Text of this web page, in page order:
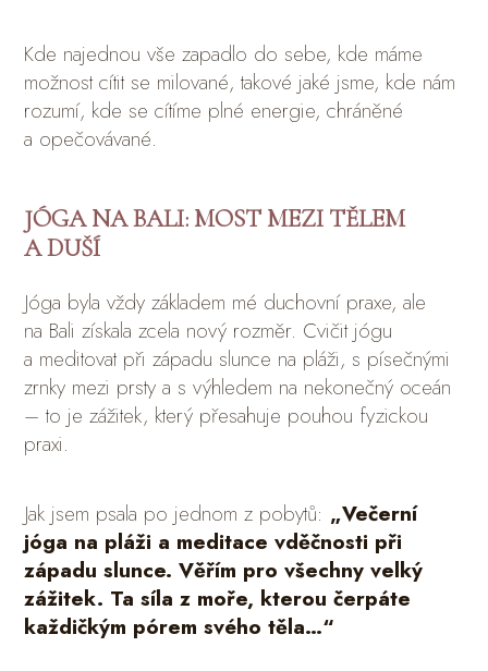
Kde najednou vše zapadlo do sebe, kde máme
možnost cítit se milované, takové jaké jsme, kde nám
rozumí, kde se cítíme plné energie, chráněné
a opečovávané.
JÓGA NA BALI: MOST MEZI TĚLEM
A DUŠÍ
Jóga byla vždy základem mé duchovní praxe, ale
na Bali získala zcela nový rozměr. Cvičit jógu
a meditovat při západu slunce na pláži, s písečnými
zrnky mezi prsty a s výhledem na nekonečný oceán
– to je zážitek, který přesahuje pouhou fyzickou
praxi.
Jak jsem psala po jednom z pobytů: „Večerní
jóga na pláži a meditace vděčnosti při
západu slunce. Věřím pro všechny velký
zážitek. Ta síla z moře, kterou čerpáte
každičkým pórem svého těla…“